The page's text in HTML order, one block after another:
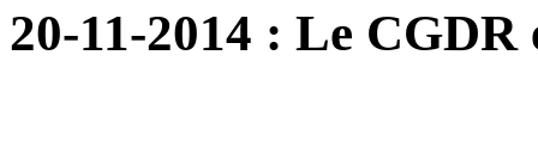
20-11-2014 : Le CGDR